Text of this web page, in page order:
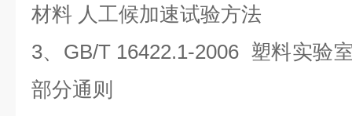
材料 人工候加速试验方法
3、 GB/T 16422.1-2006 塑料实验
部分通则